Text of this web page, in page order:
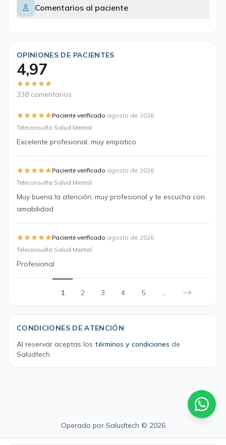
Comentarios al paciente
OPINIONES DE PACIENTES
4,97
338 comentarios
Paciente verificado·agosto de 2026
Teleconsulta Salud Mental
Excelente profesional, muy empatico
Paciente verificado·agosto de 2026
Teleconsulta Salud Mental
Muy buena la atención, muy profesional y te escucha con
amabilidad
Paciente verificado·agosto de 2026
Teleconsulta Salud Mental
Profesional
1 2 3 4 5 ...
CONDICIONES DE ATENCIÓN
Al reservar aceptas los términos y condiciones de
Saludtech.
Operado por Saludtech © 2026